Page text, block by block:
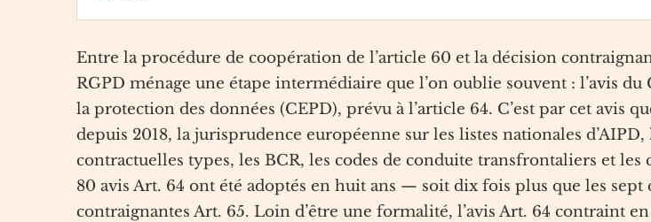
Entre la procédure de coopération de l’article 60 et la décision
RGPD ménage une étape intermédiaire que l’on oublie souvent : l’avis
la protection des données (CEPD), prévu à l’article 64. C’est par cet avis
depuis 2018, la jurisprudence européenne sur les listes nationales d’AIPD,
contractuelles types, les BCR, les codes de conduite transfrontaliers et les
80 avis Art. 64 ont été adoptés en huit ans — soit dix fois plus que les sept
contraignantes Art. 65. Loin d’être une formalité, l’avis Art. 64 contraint